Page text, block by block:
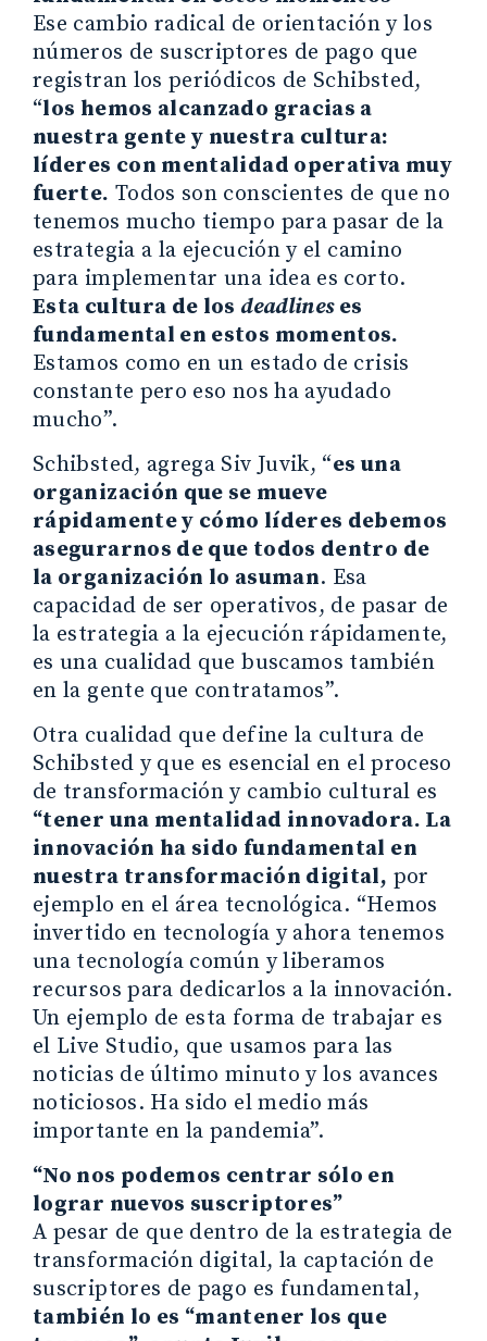
Ese cambio radical de orientación y los
números de suscriptores de pago que
registran los periódicos de Schibsted,
“los hemos alcanzado gracias a
nuestra gente y nuestra cultura:
líderes con mentalidad operativa muy
fuerte. Todos son conscientes de que no
tenemos mucho tiempo para pasar de la
estrategia a la ejecución y el camino
para implementar una idea es corto.
Esta cultura de los deadlineses
fundamental en estos momentos.
Estamos como en un estado de crisis
constante pero eso nos ha ayudado
mucho”.
Schibsted, agrega Siv Juvik, “es una
organización que se mueve
rápidamente y cómo líderes debemos
asegurarnos de que todos dentro de
la organización lo asuman. Esa
capacidad de ser operativos, de pasar de
la estrategia a la ejecución rápidamente,
es una cualidad que buscamos también
en la gente que contratamos”.
Otra cualidad que define la cultura de
Schibsted y que es esencial en el proceso
de transformación y cambio cultural es
“tener una mentalidad innovadora. La
innovación ha sido fundamental en
nuestra transformación digital, por
ejemplo en el área tecnológica. “Hemos
invertido en tecnología y ahora tenemos
una tecnología común y liberamos
recursos para dedicarlos a la innovación.
Un ejemplo de esta forma de trabajar es
el Live Studio, que usamos para las
noticias de último minuto y los avances
noticiosos. Ha sido el medio más
importante en la pandemia”.
“No nos podemos centrar sólo en
lograr nuevos suscriptores”
A pesar de que dentro de la estrategia de
transformación digital, la captación de
suscriptores de pago es fundamental,
también lo es “mantener los que